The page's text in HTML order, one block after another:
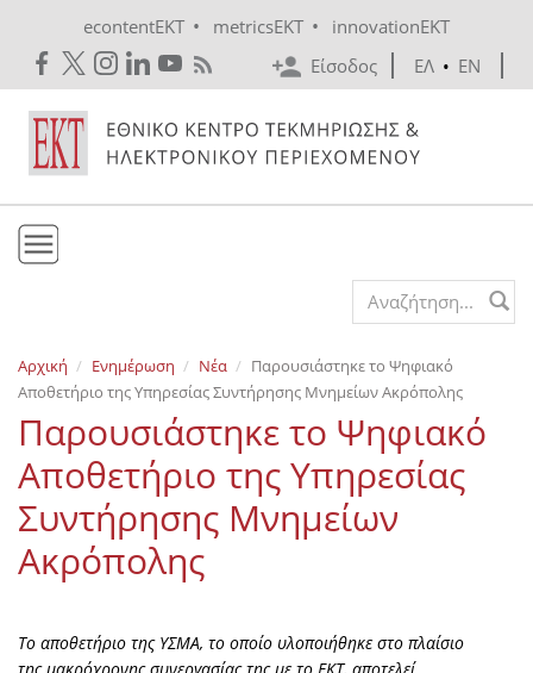
econtentEKT • metricsEKT •
innovationEKT
Είσοδος
ΕΛ • EN
Εκδόσεις
Επικοινωνία
Search form
Αρχική Ενημέρωση Νέα
Παρουσιάστηκε το Ψηφιακό
Αποθετήριο της Υπηρεσίας Συντήρησης Μνημείων Ακρόπολης
Παρουσιάστηκε το Ψηφιακό
Αποθετήριο της Υπηρεσίας
Συντήρησης Μνημείων
Ακρόπολης
Το αποθετήριο της ΥΣΜΑ, το οποίο υλοποιήθηκε στο πλαίσιο